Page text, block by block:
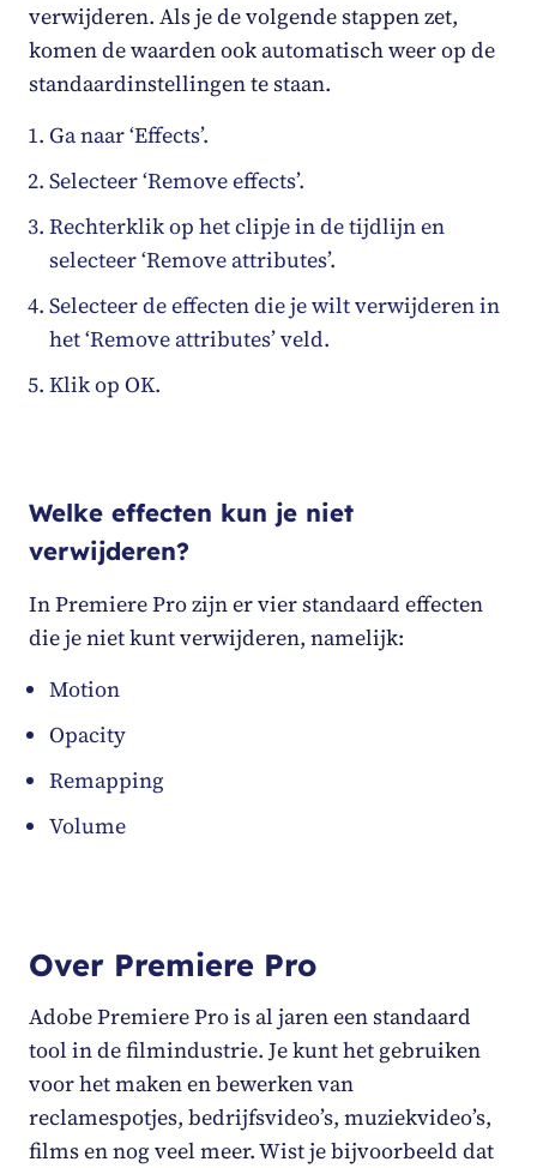
verwijderen. Als je de volgende stappen zet,
komen de waarden ook automatisch weer op de
standaardinstellingen te staan.
Ga naar ‘Effects’.
Selecteer ‘Remove effects’.
Rechterklik op het clipje in de tijdlijn en
selecteer ‘Remove attributes’.
Selecteer de effecten die je wilt verwijderen in
het ‘Remove attributes’ veld.
Klik op OK.
Welke effecten kun je niet
verwijderen?
In Premiere Pro zijn er vier standaard effecten
die je niet kunt verwijderen, namelijk:
Motion
Opacity
Remapping
Volume
Over Premiere Pro
Adobe Premiere Pro is al jaren een standaard
tool in de filmindustrie. Je kunt het gebruiken
voor het maken en bewerken van
reclamespotjes, bedrijfsvideo’s, muziekvideo’s,
films en nog veel meer. Wist je bijvoorbeeld dat